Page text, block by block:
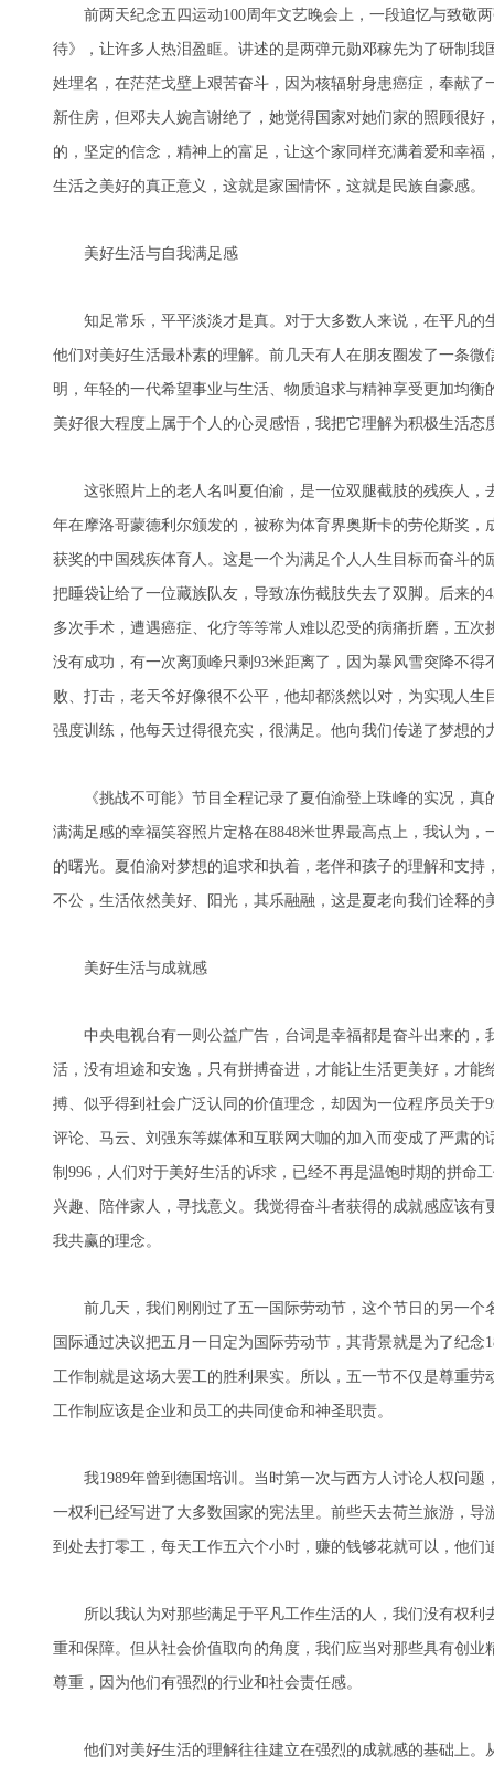
前两天纪念五四运动100周年文艺晚会上，一段追忆与致敬
待》，让许多人热泪盈眶。讲述的是两弹元勋邓稼先为了研制
姓埋名，在茫茫戈壁上艰苦奋斗，因为核辐射身患癌症，奉献
新住房，但邓夫人婉言谢绝了，她觉得国家对她们家的照顾很
的，坚定的信念，精神上的富足，让这个家同样充满着爱和幸
生活之美好的真正意义，这就是家国情怀，这就是民族自豪感。
美好生活与自我满足感
知足常乐，平平淡淡才是真。对于大多数人来说，在平凡的
他们对美好生活最朴素的理解。前几天有人在朋友圈发了一条
明，年轻的一代希望事业与生活、物质追求与精神享受更加均
美好很大程度上属于个人的心灵感悟，我把它理解为积极生活态
这张照片上的老人名叫夏伯渝，是一位双腿截肢的残疾人，
年在摩洛哥蒙德利尔颁发的，被称为体育界奥斯卡的劳伦斯奖
获奖的中国残疾体育人。这是一个为满足个人人生目标而奋斗
把睡袋让给了一位藏族队友，导致冻伤截肢失去了双脚。后来
多次手术，遭遇癌症、化疗等等常人难以忍受的病痛折磨，五
没有成功，有一次离顶峰只剩93米距离了，因为暴风雪突降不
败、打击，老天爷好像很不公平，他却都淡然以对，为实现人
强度训练，他每天过得很充实，很满足。他向我们传递了梦想的
《挑战不可能》节目全程记录了夏伯渝登上珠峰的实况，真
满满足感的幸福笑容照片定格在8848米世界最高点上，我认为
的曙光。夏伯渝对梦想的追求和执着，老伴和孩子的理解和支
不公，生活依然美好、阳光，其乐融融，这是夏老向我们诠释的
美好生活与成就感
中央电视台有一则公益广告，台词是幸福都是奋斗出来的，
活，没有坦途和安逸，只有拼搏奋进，才能让生活更美好，才
搏、似乎得到社会广泛认同的价值理念，却因为一位程序员关
评论、马云、刘强东等媒体和互联网大咖的加入而变成了严肃
制996，人们对于美好生活的诉求，已经不再是温饱时期的拼命
兴趣、陪伴家人，寻找意义。我觉得奋斗者获得的成就感应该
我共赢的理念。
前几天，我们刚刚过了五一国际劳动节，这个节日的另一个
国际通过决议把五月一日定为国际劳动节，其背景就是为了纪
工作制就是这场大罢工的胜利果实。所以，五一节不仅是尊重
工作制应该是企业和员工的共同使命和神圣职责。
我1989年曾到德国培训。当时第一次与西方人讨论人权问题
一权利已经写进了大多数国家的宪法里。前些天去荷兰旅游，
到处去打零工，每天工作五六个小时，赚的钱够花就可以，他们
所以我认为对那些满足于平凡工作生活的人，我们没有权利
重和保障。但从社会价值取向的角度，我们应当对那些具有创
尊重，因为他们有强烈的行业和社会责任感。
他们对美好生活的理解往往建立在强烈的成就感的基础上。